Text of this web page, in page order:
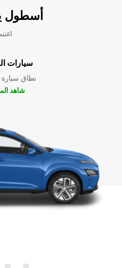
أسطول
سيارات
نطاق سيارة
شاهد